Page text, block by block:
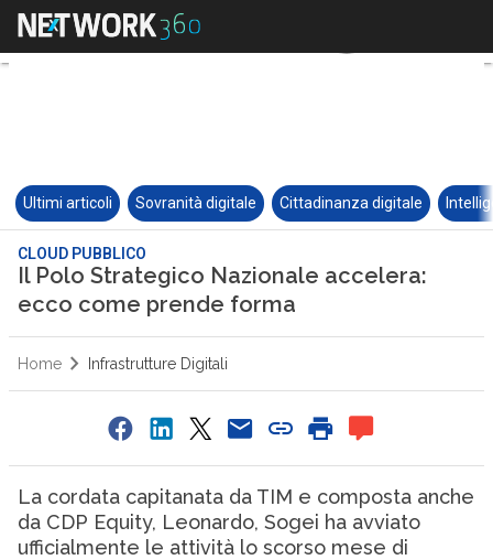
Ultimi articoli Sovranità digitale Cittadinanza digitale
CLOUD PUBBLICO
Il Polo Strategico Nazionale accelera:
ecco come prende forma
Home Infrastrutture Digitali
La cordata capitanata da TIM e composta anche
da CDP Equity, Leonardo, Sogei ha avviato
ufficialmente le attività lo scorso mese di